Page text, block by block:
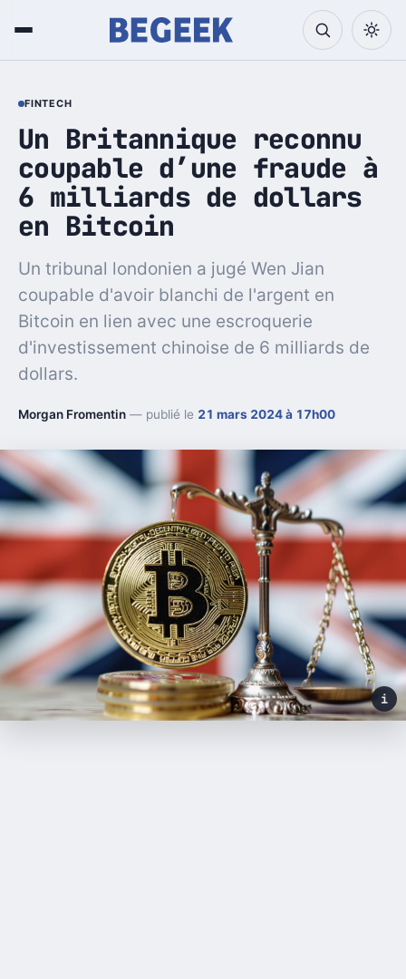
FINTECH
Un Britannique reconnu
coupable d’une fraude à
6 milliards de dollars
en Bitcoin
Un tribunal londonien a jugé Wen Jian
coupable d'avoir blanchi de l'argent en
Bitcoin en lien avec une escroquerie
d'investissement chinoise de 6 milliards de
dollars.
Morgan Fromentin — publié le 21 mars 2024 à 17h00
i